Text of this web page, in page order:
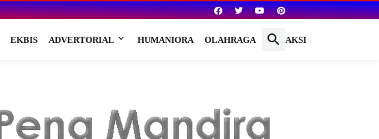
EKBIS ADVERTORIAL HUMANIORA OLAHRAGA REDAKSI